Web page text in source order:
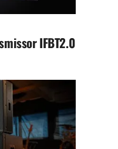
IFBT2.0